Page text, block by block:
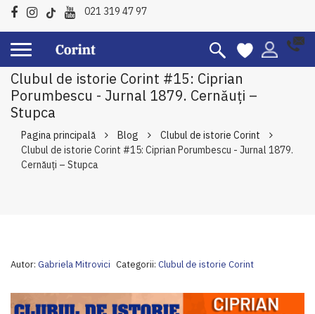
021 319 47 97
Clubul de istorie Corint #15: Ciprian
Porumbescu - Jurnal 1879. Cernăuţi –
Stupca
Pagina principală Blog
Clubul de istorie Corint
Clubul de istorie Corint #15: Ciprian Porumbescu - Jurnal 1879.
Cernăuţi – Stupca
Autor: Gabriela Mitrovici Categorii: Clubul de istorie Corint